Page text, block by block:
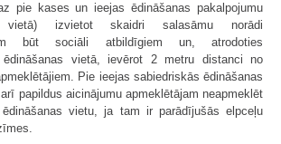
pie kases un ieejas ēdināšanas pakalpojumu
vietā) izvietot skaidri salasāmu norādi
būt sociāli atbildīgiem un, atrodoties
ēdināšanas vietā, ievērot 2 metru distanci no
Pie ieejas sabiedriskās ēdināšanas
papildus aicinājumu apmeklētājam neapmeklēt
ēdināšanas vietu, ja tam ir parādījušās elpceļu